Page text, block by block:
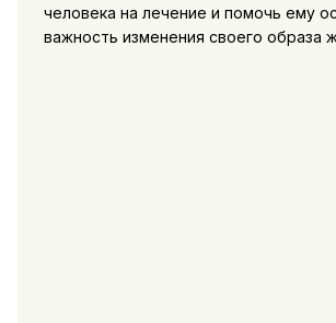
человека на лечение и помочь ему
важность изменения своего образа